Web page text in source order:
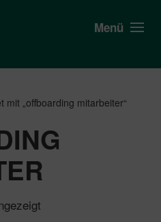
Menü
„offboarding mitarbeiter“